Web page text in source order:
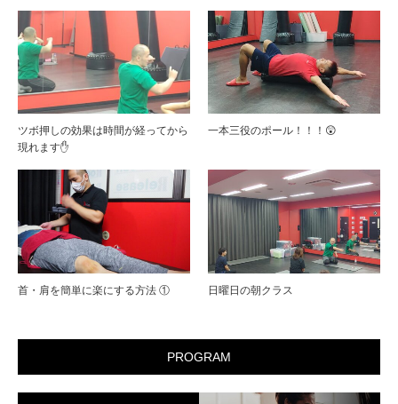
ツボ押しの効果は時間が経ってから
現れます✋
一本三役のポール！！！😲
首・肩を簡単に楽にする方法 ① 日曜日の朝クラス
PROGRAM